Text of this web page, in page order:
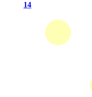
14